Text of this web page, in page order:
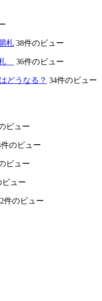
札 38件のビュー
札 36件のビュー
どうなる？ 34件のビュー
ビュー
件のビュー
ビュー
ビュー
2件のビュー